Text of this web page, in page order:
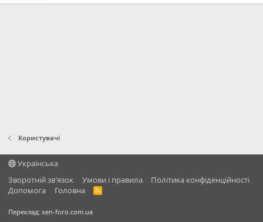
Користувачі
Українська
Зворотній зв'язок
Умови і правила
Політика конфіденційності
Дoпoмoга
Головна
R
Переклад: xen-foro.com.ua